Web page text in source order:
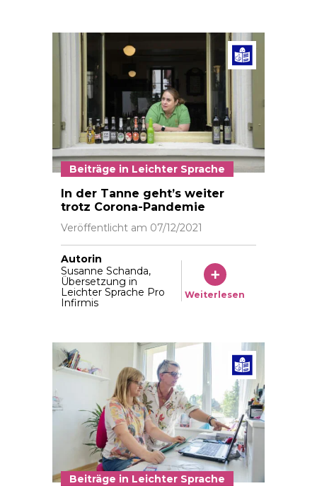
Restaurant Tanne August 2021 Foto: © Vera
Beiträge in Leichter Sprache
In der Tanne geht’s weiter
trotz Corona-Pandemie
Veröffentlicht am 07/12/2021
Autorin
Susanne Schanda,
Übersetzung in
Leichter Sprache Pro
Infirmis
Weiterlesen
Beiträge in Leichter Sprache